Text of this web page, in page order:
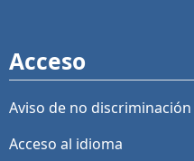
Acceso
Aviso de no discriminación
Acceso al idioma